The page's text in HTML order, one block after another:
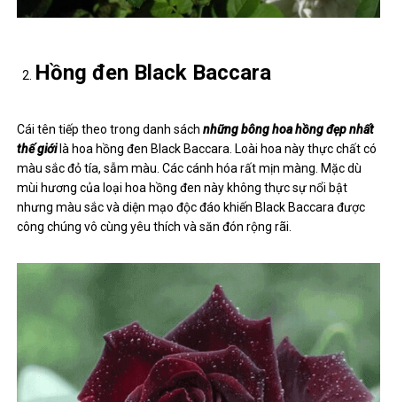
Hồng đen Black Baccara
Cái tên tiếp theo trong danh sáchnhững bông hoa hồng đẹp nhất
thế giớilà hoa hồng đen Black Baccara. Loài hoa này thực chất có
màu sắc đỏ tía, sẫm màu. Các cánh hóa rất mịn màng. Mặc dù
mùi hương của loại hoa hồng đen này không thực sự nổi bật
nhưng màu sắc và diện mạo độc đáo khiến Black Baccara được
công chúng vô cùng yêu thích và săn đón rộng rãi.